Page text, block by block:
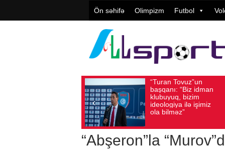
Ön səhifə Olimpizm Futbol
başqanı: “Biz idman
klubuyuq, bizim
ideologiya ilə işimiz
ola bilməz”
Vüqar
yüksək
Avqust 05, 2026
“Abşeron”la